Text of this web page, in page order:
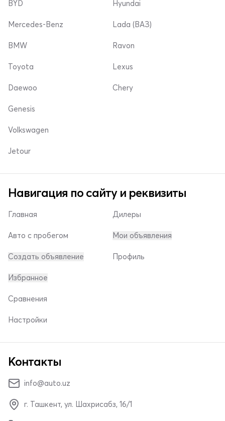
BYD
Mercedes-Benz
Hyundai
Lada (ВАЗ)
BMW
Toyota
Daewoo
Ravon
Lexus
Chery
Genesis
Volkswagen
Jetour
Навигация по сайту и реквизиты
Главная
Авто с пробегом
Создать объявление
Дилеры
Мои объявления
Профиль
Избранное
Сравнения
Настройки
Контакты
info@auto.uz
г. Ташкент, ул. Шахрисабз, 16/1